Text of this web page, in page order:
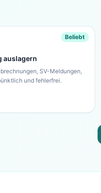
Beliebt
auslagern
SV-Meldungen,
und fehlerfrei.